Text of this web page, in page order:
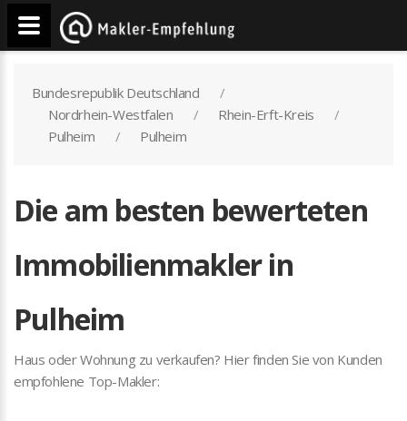
Bundesrepublik Deutschland
Nordrhein-Westfalen
Rhein-Erft-Kreis
Pulheim
Pulheim
Die am besten bewerteten
Immobilienmakler in
Pulheim
Haus oder Wohnung zu verkaufen? Hier finden Sie von Kunden
empfohlene Top-Makler: